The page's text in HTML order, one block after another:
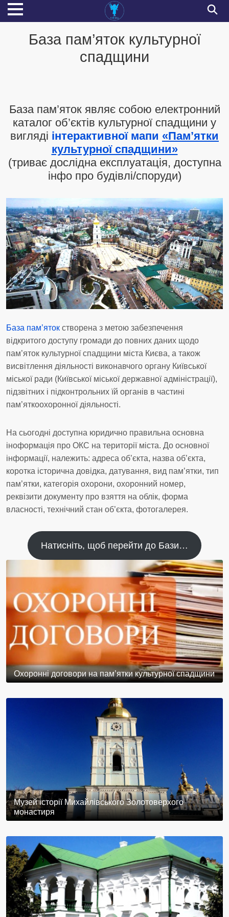
База пам’яток культурної
спадщини
База пам’яток являє собою електронний
каталог об’єктів культурної спадщини у
вигляді інтерактивної мапи «Пам’ятки
культурної спадщини»
(триває дослідна експлуатація, доступна
інфо про будівлі/споруди)
База пам’яток створена з метою забезпечення
відкритого доступу громади до повних даних щодо
пам’яток культурної спадщини міста Києва, а також
висвітлення діяльності виконавчого органу Київської
міської ради (Київської міської державної адміністрації),
підзвітних і підконтрольних їй органів в частині
пам’яткоохоронної діяльності.
На сьогодні доступна юридично правильна основна
іноформація про ОКС на території міста. До основної
інформації, належить: адреса об’єкта, назва об’єкта,
коротка історична довідка, датування, вид пам’ятки, тип
пам’ятки, категорія охорони, охоронний номер,
реквізити документу про взяття на облік, форма
власності, технічний стан об’єкта, фотогалерея.
Натисніть, щоб перейти до Бази…
Охоронні договори на пам’ятки культурної спадщини
Музей історії Михайлівського Золотоверхого
монастиря